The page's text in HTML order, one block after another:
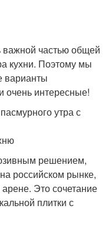
важной частью общей
кухни. Поэтому мы
варианты
интересные!
утра с
решением,
российском рынке,
Это сочетание
плитки с